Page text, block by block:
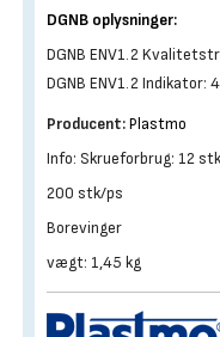
DGNB oplysninger:
DGNB ENV1.2
DGNB ENV1.2
Producent:Plastmo
Info: Skrueforbrug: 12
200 stk/ps
Borevinger
vægt: 1,45 kg